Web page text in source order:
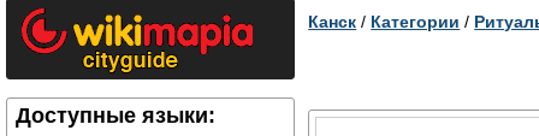
Доступные языки:
Канск / Категории /